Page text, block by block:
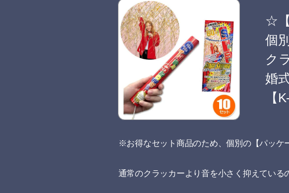
☆
個
ク
婚
【
※お得なセット商品のため、個別の【パッケ
通常のクラッカーより音を小さく抑えている